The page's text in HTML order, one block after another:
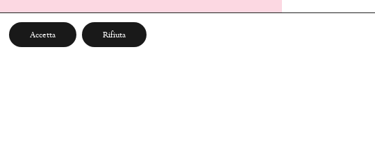
SWEET MERI” ODV
Accetta Rifiuta